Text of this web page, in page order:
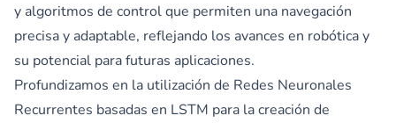
y algoritmos de control que permiten una navegación
precisa y adaptable, reflejando los avances en robótica y
su potencial para futuras aplicaciones.
Profundizamos en la utilización de Redes Neuronales
Recurrentes basadas en LSTM para la creación de